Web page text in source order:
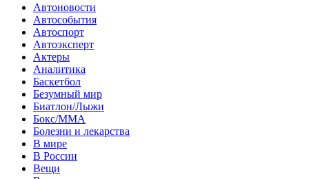
Автоновости
Автособытия
Автоспорт
Автоэксперт
Актеры
Аналитика
Баскетбол
Безумный мир
Биатлон/Лыжи
Бокс/MMA
Болезни и лекарства
В мире
В России
Вещи